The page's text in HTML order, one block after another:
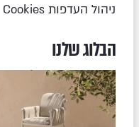
ניהול העדפות Cookies
הבלוג שלנו